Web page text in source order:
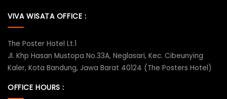
VIVA WISATA OFFICE :
The Poster Hotel Lt.1
Jl. Khp Hasan Mustopa No.33A, Neglasari, Kec. Cibeunying
Kaler, Kota Bandung, Jawa Barat 40124 (The Posters Hotel)
OFFICE HOURS :